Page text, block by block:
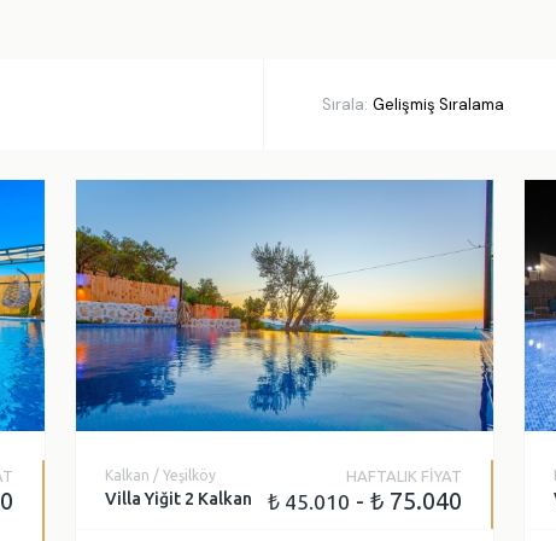
Aileye Uygun
Sırala:
Kalkan / Yeşilköy
Villa Yiğit 2 Kalkan
HAFTALIK FİYAT
₺ 45.010 - ₺ 75.040